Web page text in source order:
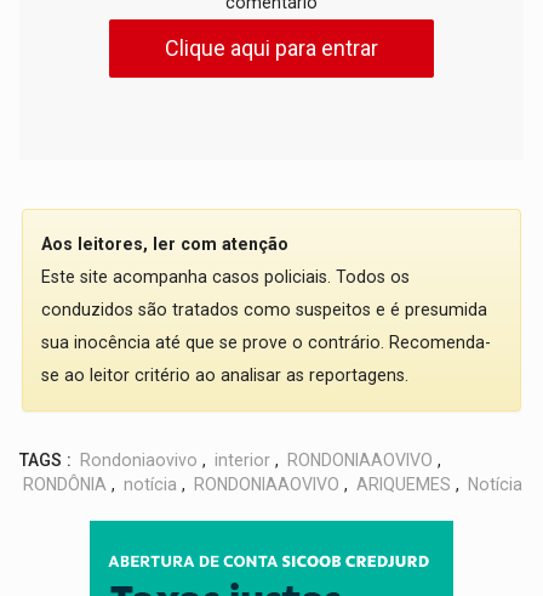
Clique aqui para entrar
Aos leitores, ler com atenção
Este site acompanha casos policiais. Todos os
conduzidos são tratados como suspeitos e é presumida
sua inocência até que se prove o contrário. Recomenda-
se ao leitor critério ao analisar as reportagens.
TAGS : Rondoniaovivo , interior , RONDONIAAOVIVO ,
RONDÔNIA , notícia , RONDONIAAOVIVO , ARIQUEMES , Notícia